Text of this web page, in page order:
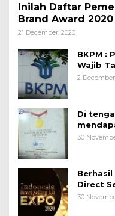
Inilah Daftar
Brand Award 2020
21 December, 2020
BKPM :
Wajib
2
Di
30
Berhasil
Direct
berakhir
30